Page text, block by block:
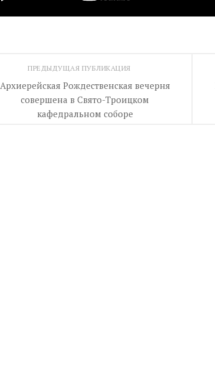
ПРЕДЫДУЩАЯ ПУБЛИКАЦИЯ
Архиерейская Рождественская вечерня
совершена в Свято-Троицком
кафедральном соборе